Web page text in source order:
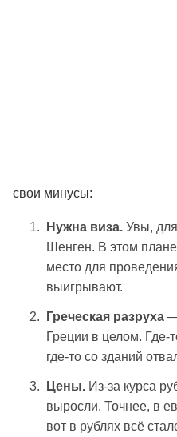
свои минусы:
Нужна виза.Увы, для
Шенген. В этом
место для
выигрывают.
Греческая разруха—
Греции в целом. Где-
где-то со зданий
Цены.Из-за курса
выросли. Точнее, в
вот в рублях всё